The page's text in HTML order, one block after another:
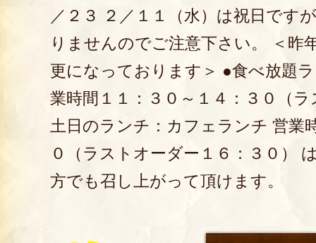
／２３ ２／１１（水）は祝日です
りませんのでご注意下さい。 ＜昨
更になっております＞ ●食べ放題
業時間１１：３０～１４：３０（
土日のランチ：カフェランチ 営業
０（ラストオーダー１６：３０）
方でも召し上がって頂けます。